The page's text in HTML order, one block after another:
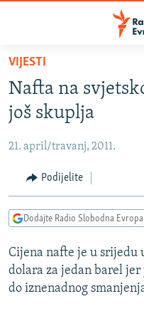
Pređite
glavni
sadržaj
Pređite
na
navigaciju
Pređite
na
VIJESTI
BOSNA I HERCEGOVINA
KOSOVO
CRNA GORA
VIDEO
FOTOGALERIJE
INFOGRAFIKE
PODCASTI
RAT U UKRAJINI
KINA NA BALKANU
VIJESTI
Nafta na
još skuplja
21. april/travanj, 2011.
Podijelite
Dodajte Radio Slobodna
Cijena nafte je u srijedu
dolara za jedan barel
do iznenadnog